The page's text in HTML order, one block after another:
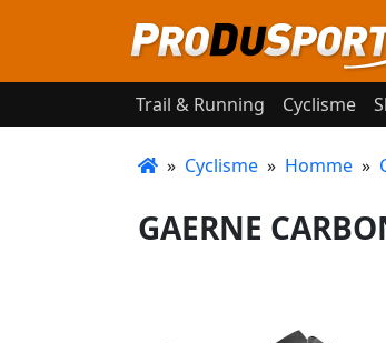
Trail & Running Cyclisme
» Cyclisme » Homme »
GAERNE